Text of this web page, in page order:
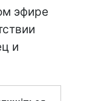
эфире
и